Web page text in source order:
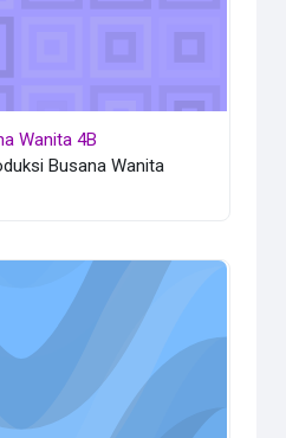
Wanita 4B
Busana Wanita
4B